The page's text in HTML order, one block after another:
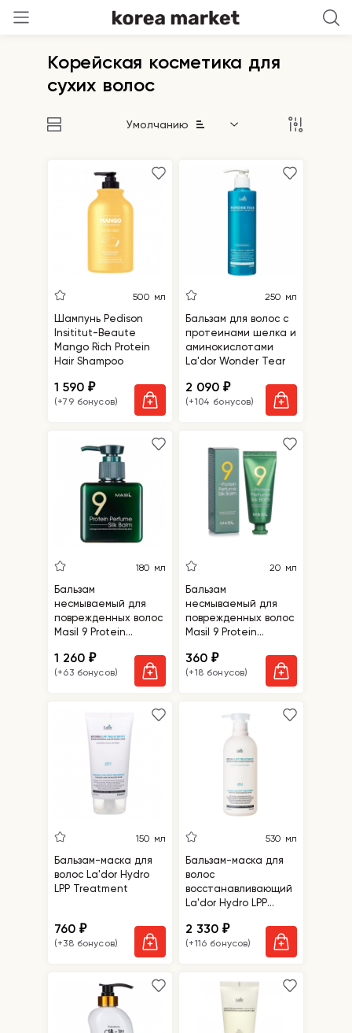
Корейская косметика для
сухих волос
Умолчанию
500 мл
Шампунь Pedison
Insititut-Beaute
Mango Rich Protein
Hair Shampoo
1 590₽
(+79 бонусов)
250 мл
Бальзам для волос с
протеинами шелка и
аминокислотами
La'dor Wonder Tear
2 090₽
(+104 бонусов)
180 мл
Бальзам
несмываемый для
поврежденных волос
Masil 9 Protein
1 260₽
(+63 бонусов)
20 мл
Бальзам
несмываемый для
поврежденных волос
Masil 9 Protein
360₽
(+18 бонусов)
150 мл
Бальзам-маска для
волос La'dor Hydro
LPP Treatment
760₽
(+38 бонусов)
530 мл
Бальзам-маска для
волос
восстанавливающий
La'dor Hydro LPP
2 330₽
(+116 бонусов)